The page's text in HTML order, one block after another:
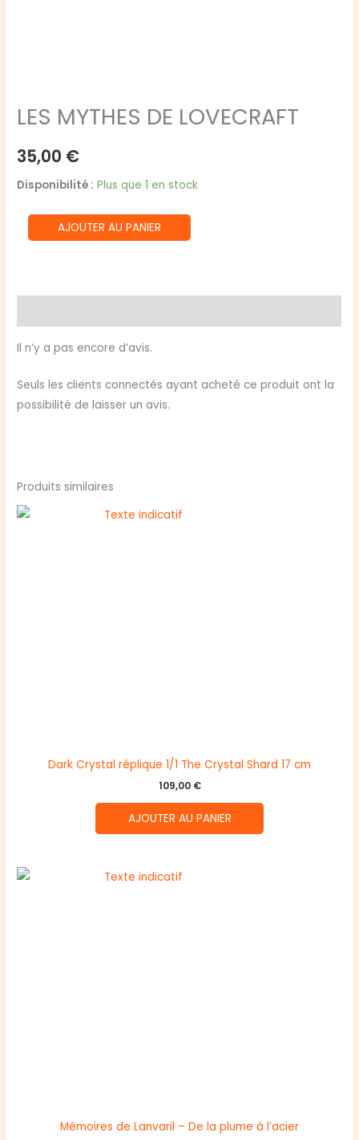
LES MYTHES DE LOVECRAFT
35,00 €
Disponibilité : Plus que 1 en stock
quantité
de
LOVECRAFT
AJOUTER AU PANIER
Il n’y a pas encore d’avis.
Seuls les clients connectés ayant acheté ce produit ont la
possibilité de laisser un avis.
Produits similaires
Dark Crystal réplique 1/1 The Crystal Shard 17 cm
109,00 €
AJOUTER AU PANIER
Mémoires de Lanvaril – De la plume à l’acier